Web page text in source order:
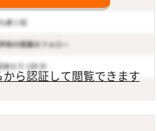
ら認証して閲覧できます